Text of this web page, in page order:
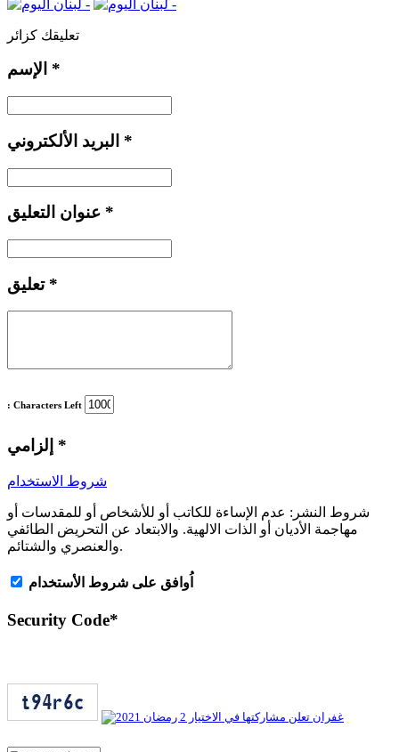
تعليقك كزائر
*
*
*
تعليق *
: Characters Left
*
شروط الاستخدام
شروط النشر: عدم الإساءة للكاتب أو للأشخاص أو للمقدسات أو
مهاجمة الأديان أو الذات الالهية. والابتعاد عن التحريض الطائفي
والعنصري والشتائم.
اُوافق على شروط الأستخدام
Security Code*